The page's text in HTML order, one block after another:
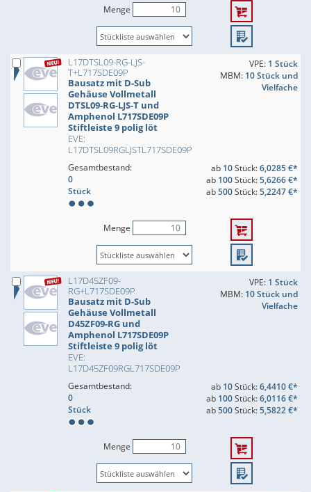
Menge
L17DTSL09-RG-LJS-
T+L717SDE09P
Bausatz mit D-Sub
Gehäuse Vollmetall
DTSL09-RG-LJS-T und
Amphenol L717SDE09P
Stiftleiste 9 polig löt
EVE:
L17DTSL09RGLJSTL717SDE09P
VPE: 1 Stück
MBM: 10 Stück und
Vielfache
Gesamtbestand:
0
Stück
ab 10Stück:6,0285 €*
ab 100Stück:5,6266 €*
ab500Stück:5,2247 €*
Menge
L17D45ZF09-
RG+L717SDE09P
Bausatz mit D-Sub
Gehäuse Vollmetall
D45ZF09-RG und
Amphenol L717SDE09P
Stiftleiste 9 polig löt
EVE:
L17D45ZF09RGL717SDE09P
VPE: 1 Stück
MBM: 10 Stück und
Vielfache
Gesamtbestand:
0
Stück
ab 10Stück:6,4410 €*
ab 100Stück:6,0116 €*
ab500Stück:5,5822 €*
Menge